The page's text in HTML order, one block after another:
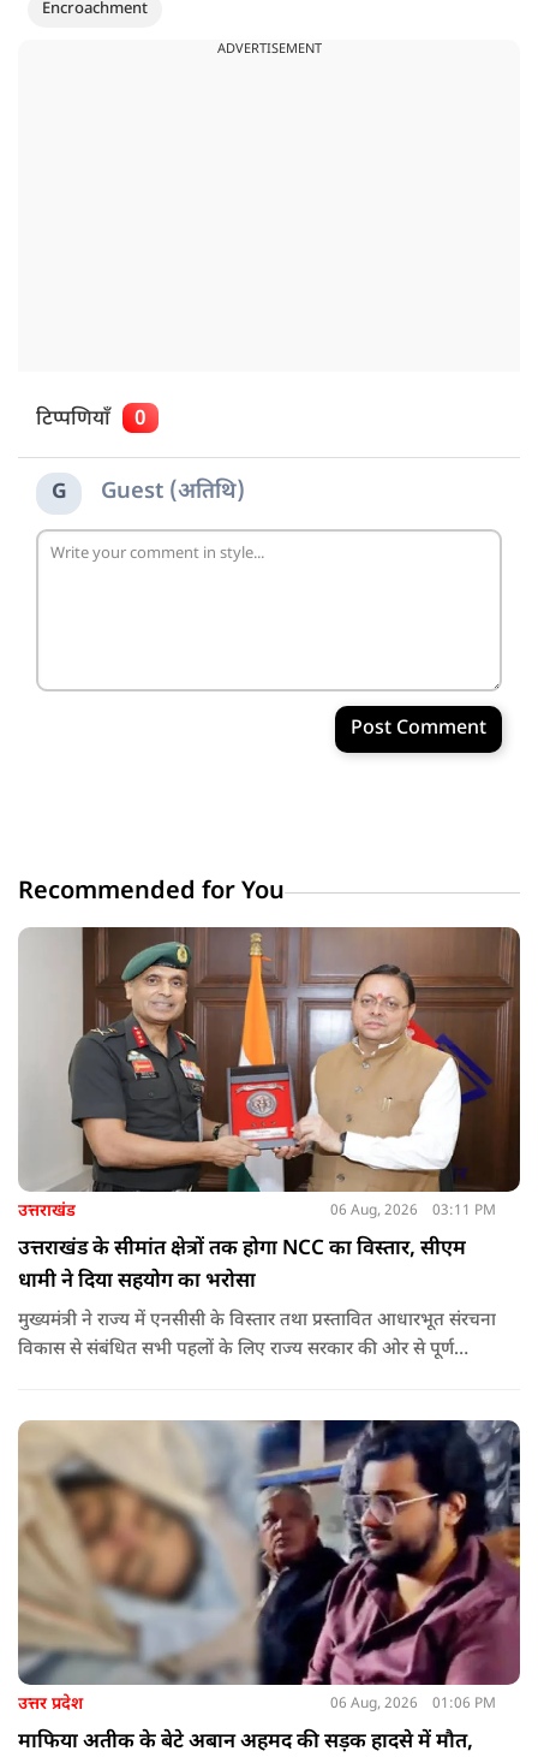
Encroachment
ADVERTISEMENT
टिप्पणियाँ 0
G Guest (अतिथि)
Post Comment
Recommended for You
उत्तराखंड 06 Aug, 2026 03:11 PM
उत्तराखंड के सीमांत क्षेत्रों तक होगा NCC का विस्तार, सीएम
धामी ने दिया सहयोग का भरोसा
मुख्यमंत्री ने राज्य में एनसीसी के विस्तार तथा प्रस्तावित आधारभूत संरचना
विकास से संबंधित सभी पहलों के लिए राज्य सरकार की ओर से पूर्ण
उत्तर प्रदेश 06 Aug, 2026 01:06 PM
माफिया अतीक के बेटे अबान अहमद की सड़क हादसे में मौत,